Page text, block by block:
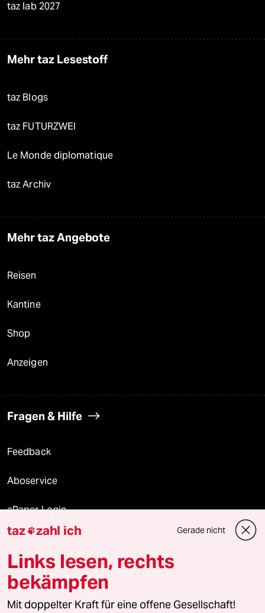
taz lab 2027
Mehr taz Lesestoff
taz Blogs
taz FUTURZWEI
Le Monde diplomatique
taz Archiv
Mehr taz Angebote
Reisen
Kantine
Shop
Anzeigen
Fragen & Hilfe
Feedback
Aboservice
ePaper Login
Downloads für Abonnierende
© 2026 taz Verlags und Vertriebs GmbH
Alle Rechte vorbehalten. Bei rechtlichen Fragen oder für Genehmigungen
taz zahl ich Gerade nicht
Links lesen, rechts
bekämpfen
Mit doppelter Kraft für eine offene Gesellschaft!